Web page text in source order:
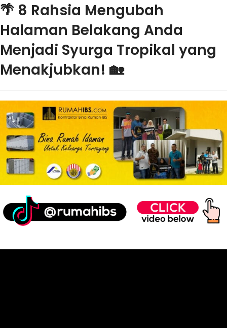
🌴 8 Rahsia Mengubah
Halaman Belakang Anda
Menjadi Syurga Tropikal yang
Menakjubkan! 🏡